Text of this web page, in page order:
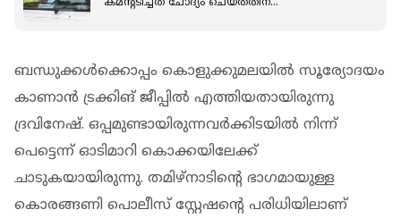
കമന്റടിച്ചത് ചോദ്യം ചെയ്തതിന്
ബന്ധുക്കള്‍ക്കൊപ്പം കൊളുക്കുമലയില്‍ സൂര്യോദയം
കാണാന്‍ ട്രക്കിങ് ജീപ്പില്‍ എത്തിയതായിരുന്നു
ദ്രവിനേഷ്. ഒപ്പമുണ്ടായിരുന്നവര്‍ക്കിടയില്‍ നിന്ന്
പെട്ടെന്ന് ഓടിമാറി കൊക്കയിലേക്ക്
ചാടുകയായിരുന്നു. തമിഴ്‌നാടിന്റെ ഭാഗമായുള്ള
കൊരങ്ങണി പൊലീസ് സ്റ്റേഷന്റെ പരിധിയിലാണ്